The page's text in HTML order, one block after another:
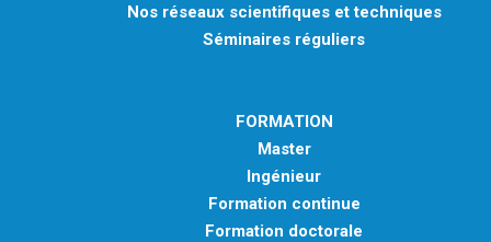
Nos réseaux scientifiques et techniques
Séminaires réguliers
FORMATION
Master
Ingénieur
Formation continue
Formation doctorale